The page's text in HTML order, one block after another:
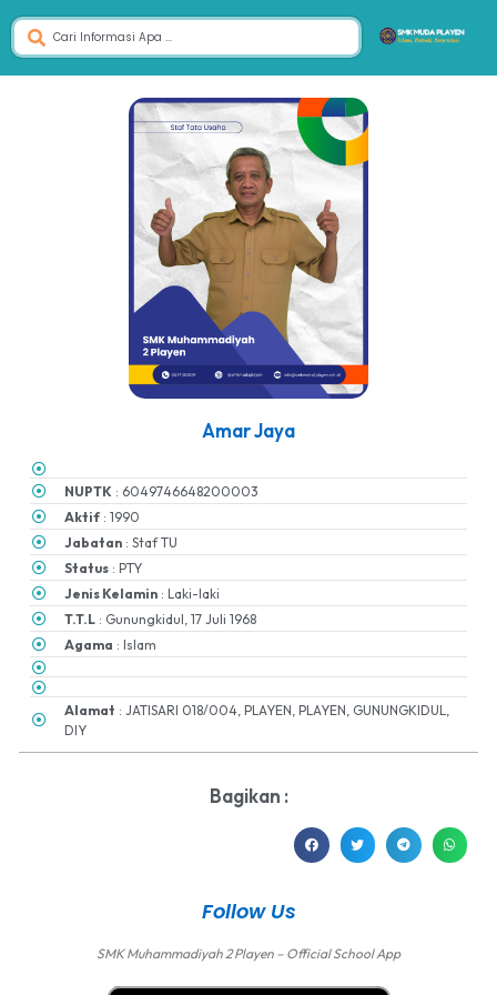
Amar Jaya
NUPTK : 6049746648200003
Aktif : 1990
Jabatan : Staf TU
Status : PTY
Jenis Kelamin : Laki-laki
T.T.L : Gunungkidul, 17 Juli 1968
Agama : Islam
Alamat : JATISARI 018/004, PLAYEN, PLAYEN, GUNUNGKIDUL,
DIY
Bagikan :
Follow Us
SMK Muhammadiyah 2 Playen – Official School App